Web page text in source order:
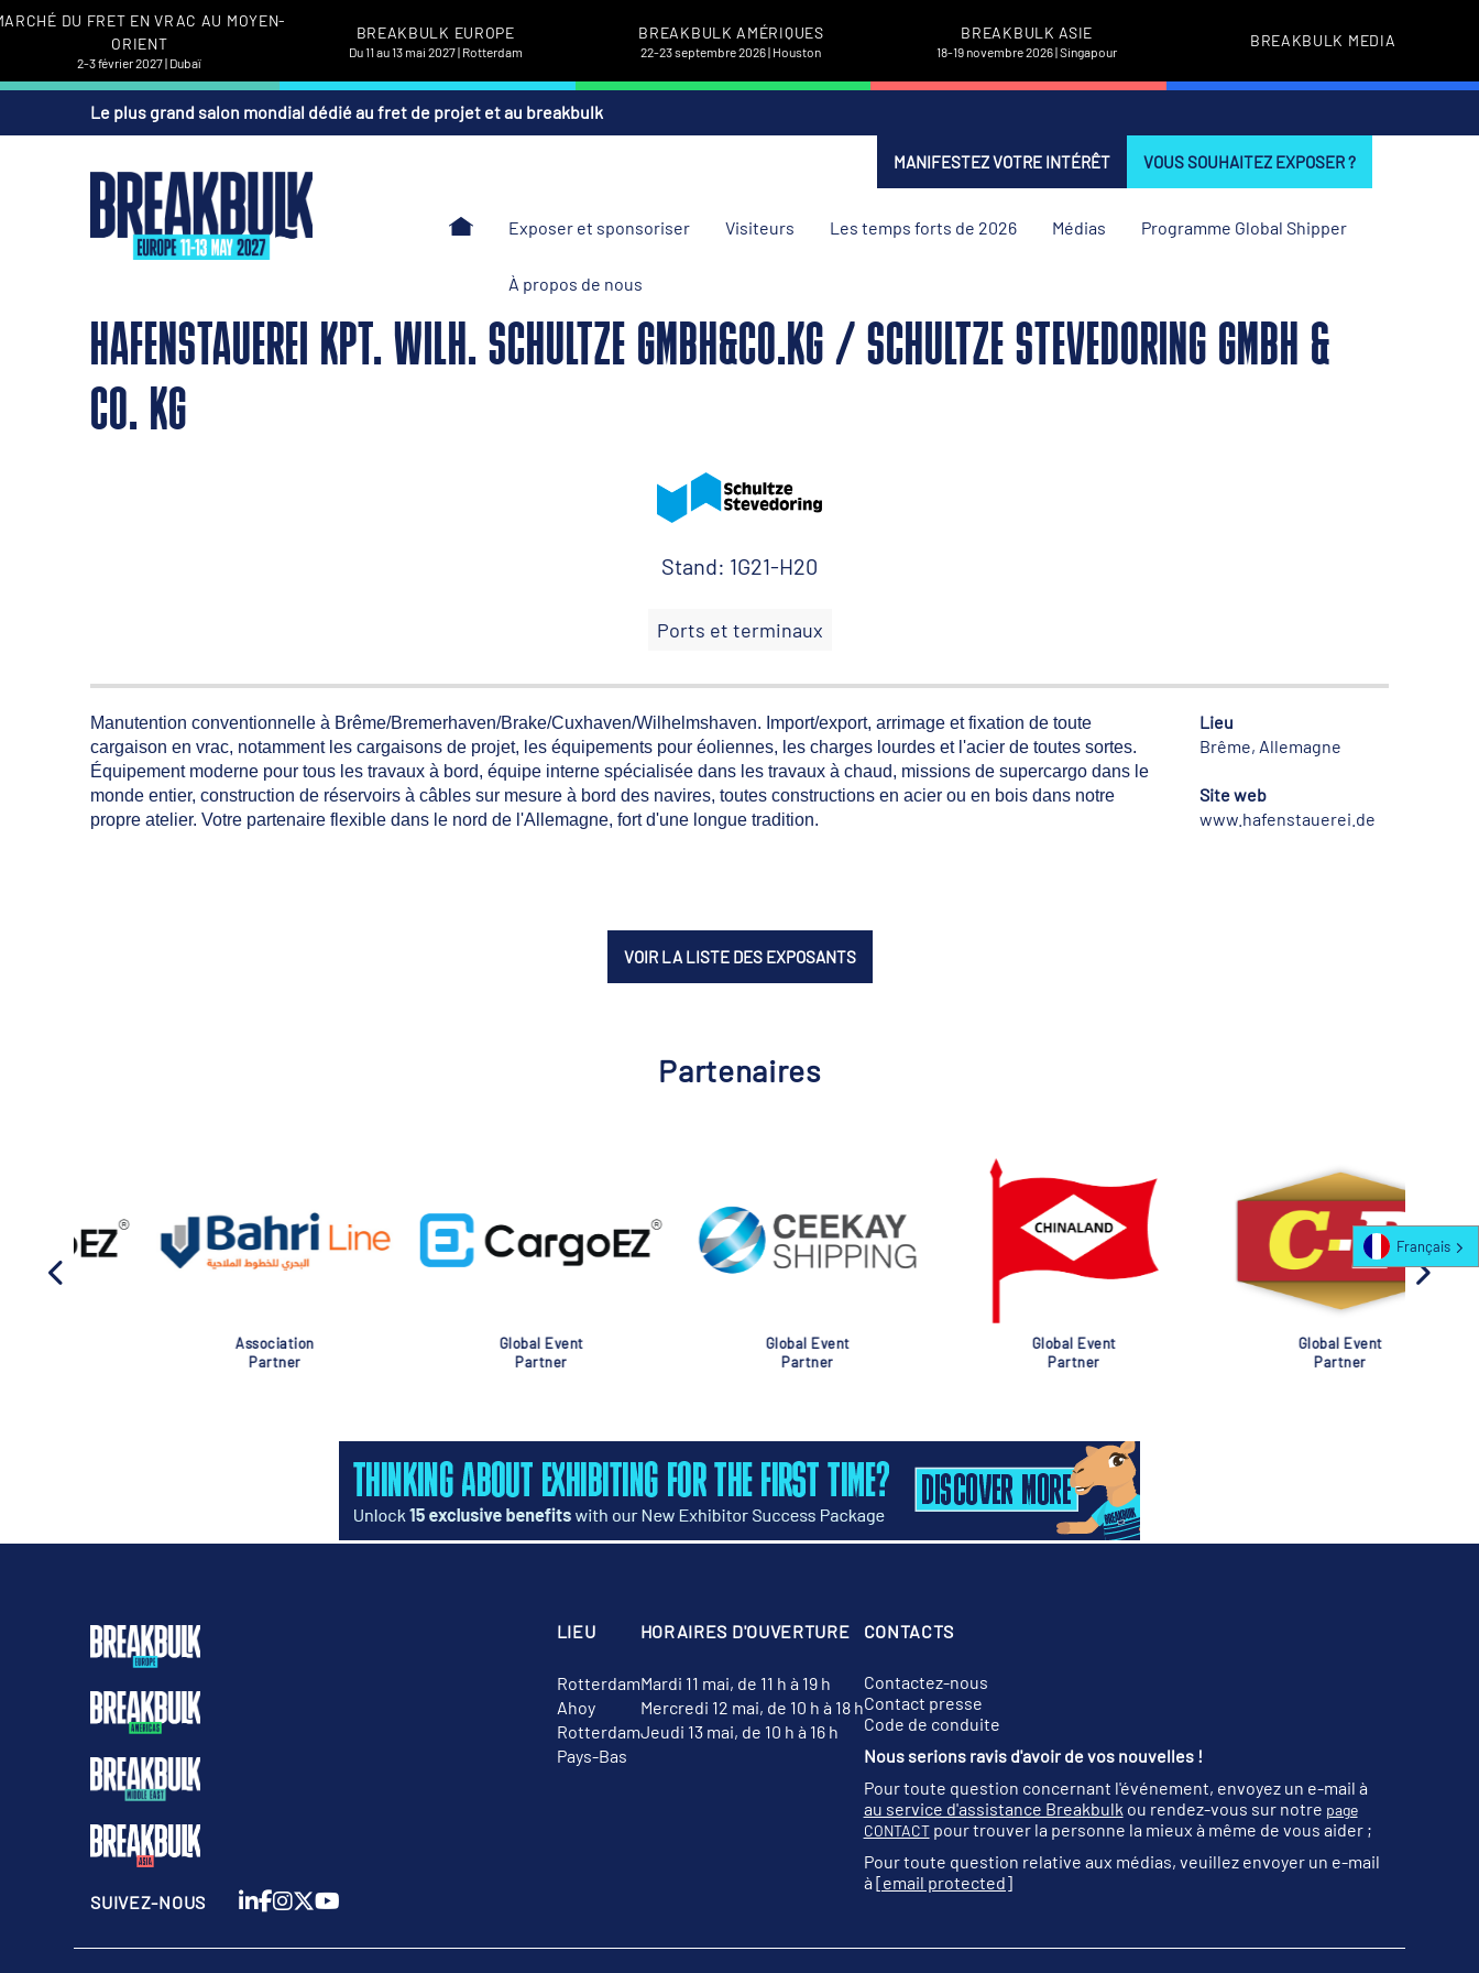
DU FRET EN VRAC AU MOYEN-
ORIENT
2-3 février 2027 | Dubaï
BREAKBULK EUROPE
Du 11 au 13 mai 2027 | Rotterdam
BREAKBULK AMÉRIQUES
22-23 septembre 2026 | Houston
BREAKBULK ASIE
18-19 novembre 2026 | Singapour
BREAKBULK MEDIA
Le plus grand salon mondial dédié au fret de projet et au breakbulk
MANIFESTEZ VOTRE INTÉRÊT VOUS SOUHAITEZ EXPOSER ?
Exposer et sponsoriser Visiteurs Les temps forts de 2026 Médias Programme Global Shipper
À propos de nous
HAFENSTAUEREI KPT. WILH. SCHULTZE GMBH&CO.KG / SCHULTZE STEVEDORING GMBH &
CO. KG
Stand: 1G21-H20
Ports et terminaux
Manutention conventionnelle à Brême/Bremerhaven/Brake/Cuxhaven/Wilhelmshaven. Import/export, arrimage et fixation de toute
cargaison en vrac, notamment les cargaisons de projet, les équipements pour éoliennes, les charges lourdes et l'acier de toutes sortes.
Équipement moderne pour tous les travaux à bord, équipe interne spécialisée dans les travaux à chaud, missions de supercargo dans le
monde entier, construction de réservoirs à câbles sur mesure à bord des navires, toutes constructions en acier ou en bois dans notre
propre atelier. Votre partenaire flexible dans le nord de l'Allemagne, fort d'une longue tradition.
Lieu
Brême, Allemagne
Site web
www.hafenstauerei.de
VOIR LA LISTE DES EXPOSANTS
Partenaires
Global Event
Global Event
Global Event
Global Event
LIEU
Rotterdam
Ahoy
Rotterdam
Pays-Bas
HORAIRES D'OUVERTURE
Mardi 11 mai, de 11 h à 19 h
Mercredi 12 mai, de 10 h à 18 h
Jeudi 13 mai, de 10 h à 16 h
CONTACTS
Contactez-nous
Contact presse
Code de conduite
Nous serions ravis d'avoir de vos nouvelles !
Pour toute question concernant l'événement, envoyez un e-mail à
au service d'assistance Breakbulk ou rendez-vous sur notre page
CONTACTpour trouver la personne la mieux à même de vous aider ;
Pour toute question relative aux médias, veuillez envoyer un e-mail
à [email protected]
SUIVEZ-NOUS
Français